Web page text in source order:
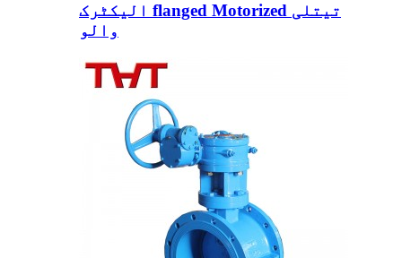
الیکٹرک flanged Motorized تیتلی
والو